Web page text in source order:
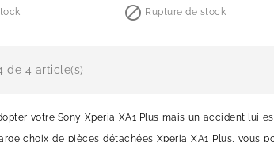
de
 Rupture de stock
de 4 article(s)
votre Sony Xperia XA1 Plus mais un accident lui
choix de pièces détachées Xperia XA1 Plus, vous